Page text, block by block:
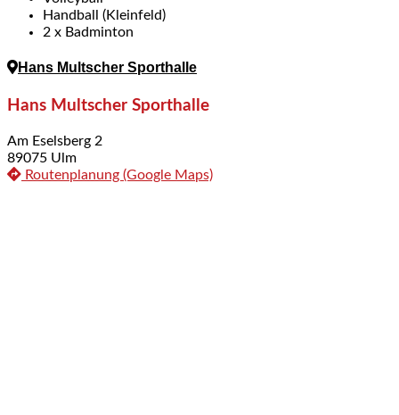
Handball (Kleinfeld)
2 x Badminton
Hans Multscher Sporthalle
Hans Multscher Sporthalle
Am Eselsberg 2
89075 Ulm
Routenplanung (Google Maps)